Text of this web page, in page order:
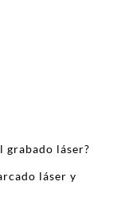
grabado láser?
láser y